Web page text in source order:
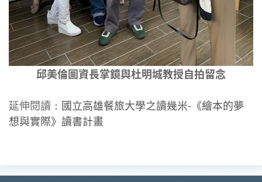
邱美倫圖資長掌鏡與杜明城教授自拍留念
延伸閱讀： 國立高雄餐旅大學之讀幾米-《繪本的夢
想與實際》讀書計畫